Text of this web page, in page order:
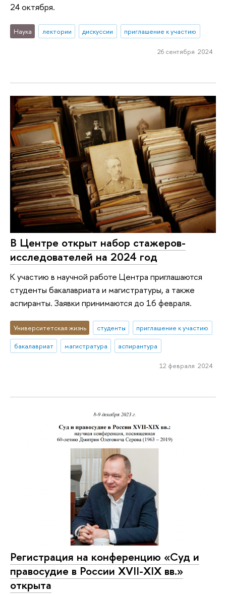
24 октября.
Наука лектории дискуссии приглашение к участию
26 сентября 2024
В Центре открыт набор стажеров-
исследователей на 2024 год
К участию в научной работе Центра приглашаются
студенты бакалавриата и магистратуры, а также
аспиранты. Заявки принимаются до 16 февраля.
Университетская жизнь студенты
приглашение к участию
бакалавриат
магистратура аспирантура
12 февраля 2024
Регистрация на конференцию «Суд и
правосудие в России XVII-XIX вв.»
открыта